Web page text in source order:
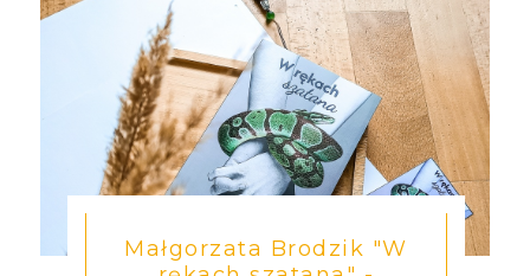
Małgorzata Brodzik "W